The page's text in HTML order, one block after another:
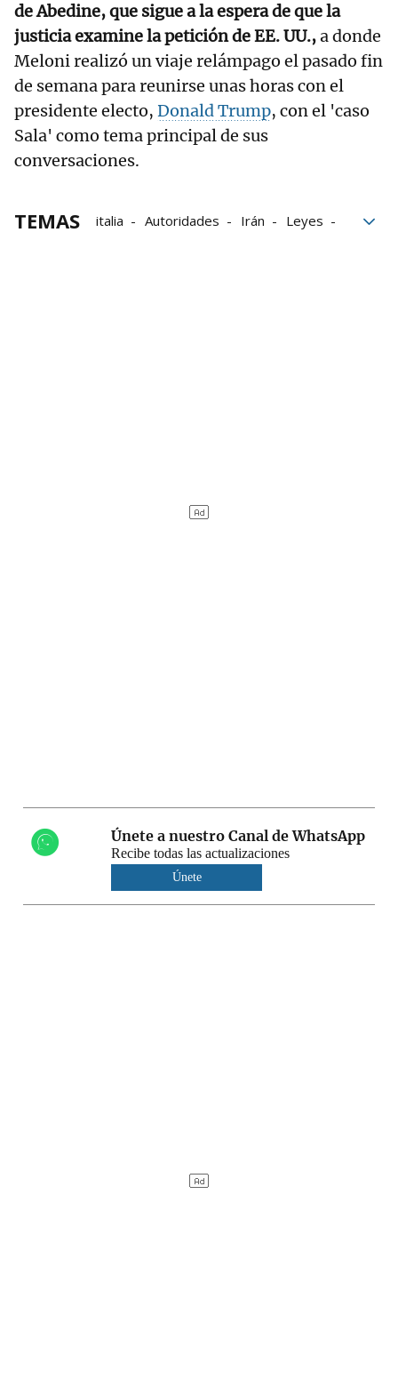
de Abedine, que sigue a la espera de que la
justicia examine la petición de EE. UU.,a donde
Meloni realizó un viaje relámpago el pasado fin
de semana para reunirse unas horas con el
presidente electo, Donald Trump, con el 'caso
Sala' como tema principal de sus
conversaciones.
TEMAS italia Autoridades Irán
Leyes
Únete a nuestro Canal de WhatsApp
Recibe todas las actualizaciones
Únete